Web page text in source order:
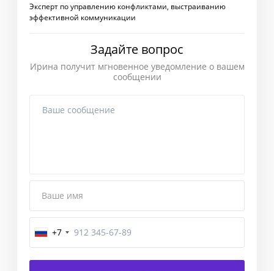
Эксперт по управлению конфликтами, выстраиванию
эффективной коммуникации
Задайте вопрос
Ирина получит мгновенное уведомление о вашем
сообщении
Ваше имя
+7
Завершение